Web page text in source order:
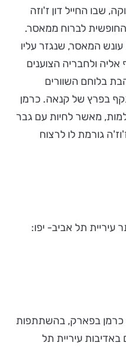
שבו החייל דון ז'וזה
לברוח ממאסר.
המאסר, שנגזר עליו
ולחבריה הצוענים
בלוחם השוורים
בפרץ של קנאה. כרמן
מאשר לחיות עם גבר
גורמת לו לרצוח
עיריית תל אביב- יפו:
כרמן בפארק, בהשתתפות
עיריית תל